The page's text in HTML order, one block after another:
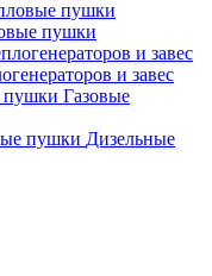
пушки
и завес
Газовые
Дизельные